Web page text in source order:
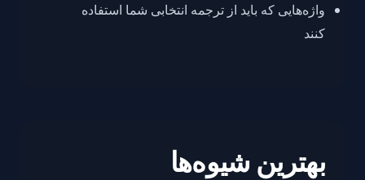
واژه‌هایی که باید از ترجمه انتخابی شما استفاده
کنند
بهترین شیوه‌ها